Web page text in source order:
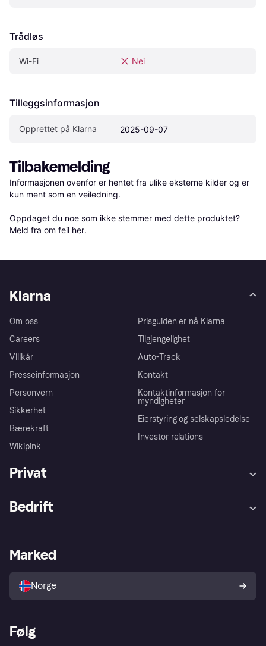
Trådløs
Wi-Fi Nei
Tilleggsinformasjon
Opprettet på Klarna 2025-09-07
Tilbakemelding
Informasjonen ovenfor er hentet fra ulike eksterne kilder og er
kun ment som en veiledning.
Oppdaget du noe som ikke stemmer med dette produktet?
Meld fra om feil her.
Klarna
Om oss
Careers
Villkår
Presseinformasjon
Personvern
Sikkerhet
Bærekraft
Wikipink
Prisguiden er nå Klarna
Tilgjengelighet
Auto-Track
Kontakt
Kontaktinformasjon for
myndigheter
Eierstyring og selskapsledelse
Investor relations
Privat
Utforsk butikker
Bedrift
Merchant portal
Marked
Norge
Følg